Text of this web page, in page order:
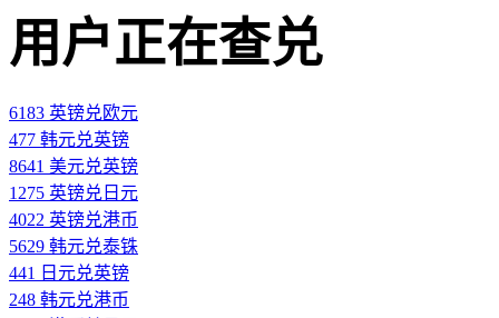
用户正在查兑
6183 英镑兑欧元
477 韩元兑英镑
8641 美元兑英镑
1275 英镑兑日元
4022 英镑兑港币
5629 韩元兑泰铢
441 日元兑英镑
248 韩元兑港币